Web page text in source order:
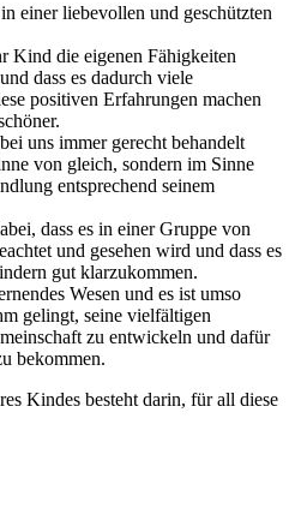
einer liebevollen und geschützten
Kind die eigenen Fähigkeiten
dass es dadurch viele
positiven Erfahrungen machen
uns immer gerecht behandelt
von gleich, sondern im Sinne
entsprechend seinem
dass es in einer Gruppe von
und gesehen wird und dass es
gut klarzukommen.
Wesen und es ist umso
gelingt, seine vielfältigen
zu entwickeln und dafür
bekommen.
Kindes besteht darin, für all diese